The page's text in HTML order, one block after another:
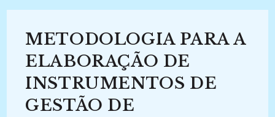
METODOLOGIA PARA A
ELABORAÇÃO DE
INSTRUMENTOS DE
GESTÃO DE